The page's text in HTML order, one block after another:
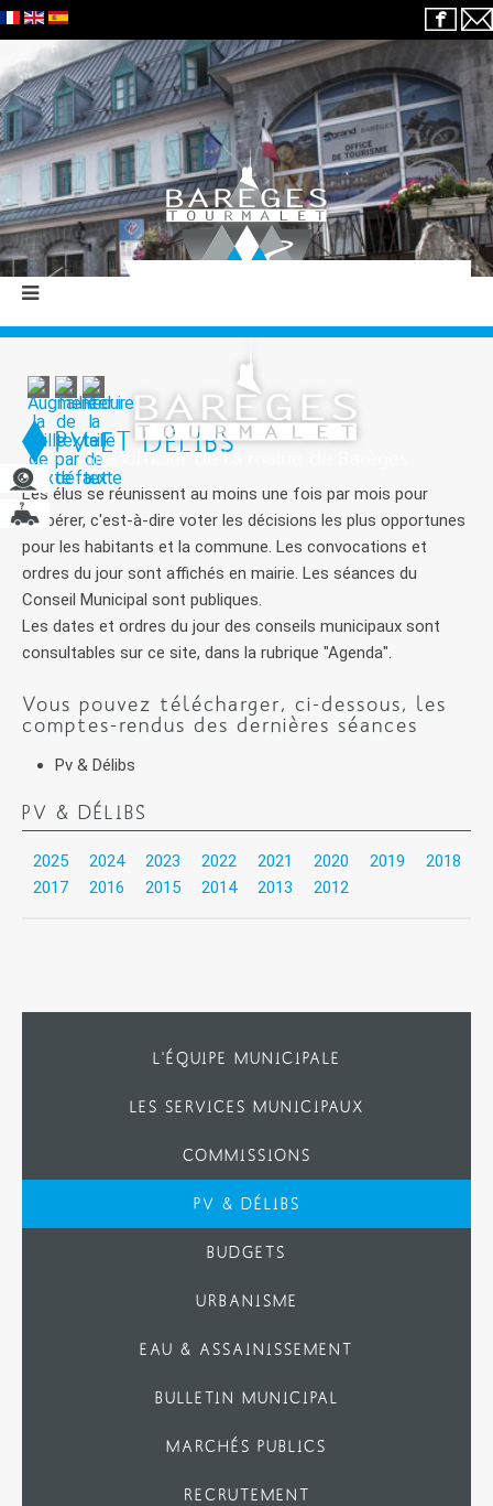
PV ET DÉLIBS
Les élus se réunissent au moins une fois par mois pour
délibérer, c'est-à-dire voter les décisions les plus opportunes
pour les habitants et la commune. Les convocations et
ordres du jour sont affichés en mairie. Les séances du
Conseil Municipal sont publiques.
Les dates et ordres du jour des conseils municipaux sont
consultables sur ce site, dans la rubrique "Agenda".
Vous pouvez télécharger, ci-dessous, les
comptes-rendus des dernières séances
Pv & Délibs
PV & DÉLIBS
2025 2024 2023 2022 2021 2020 2019
2018
2017
2016 2015 2014 2013 2012
L'ÉQUIPE MUNICIPALE
LES SERVICES MUNICIPAUX
COMMISSIONS
PV & DÉLIBS
BUDGETS
URBANISME
EAU & ASSAINISSEMENT
BULLETIN MUNICIPAL
MARCHÉS PUBLICS
RECRUTEMENT